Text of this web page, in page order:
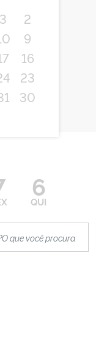
2
3
9
16
23
30
6
QUI